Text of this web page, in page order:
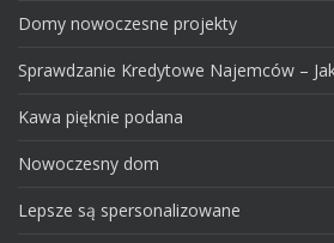
Domy nowoczesne projekty
Sprawdzanie Kredytowe Najemców –
Kawa pięknie podana
Nowoczesny dom
Lepsze są spersonalizowane